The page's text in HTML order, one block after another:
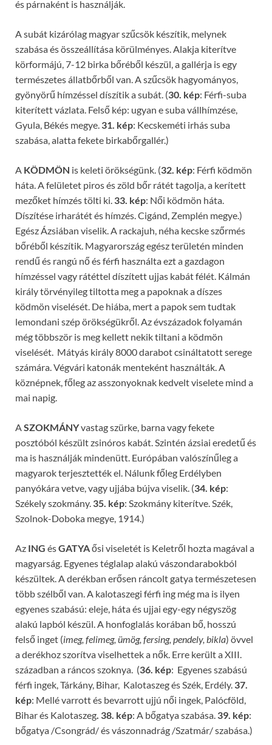
és párnaként is használják.
A subát kizárólag magyar szűcsök készítik, melynek
szabása és összeállítása körülményes. Alakja kiterítve
körformájú, 7-12 birka bőréből készül, a gallérja is egy
természetes állatbőrből van. A szűcsök hagyományos,
gyönyörű hímzéssel díszítik a subát. (30. kép: Férfi-suba
kiterített vázlata. Felső kép: ugyan e suba vállhímzése,
Gyula, Békés megye. 31. kép: Kecskeméti irhás suba
szabása, alatta fekete birkabőrgallér.)
A KÖDMÖN is keleti örökségünk. (32. kép: Férfi ködmön
háta. A felületet piros és zöld bőr rátét tagolja, a kerített
mezőket hímzés tölti ki. 33. kép: Női ködmön háta.
Díszítése irharátét és hímzés. Cigánd, Zemplén megye.)
Egész Ázsiában viselik. A rackajuh, néha kecske szőrmés
bőréből készítik. Magyarország egész területén minden
rendű és rangú nő és férfi használta ezt a gazdagon
hímzéssel vagy rátéttel díszített ujjas kabát félét. Kálmán
király törvényileg tiltotta meg a papoknak a díszes
ködmön viselését. De hiába, mert a papok sem tudtak
lemondani szép örökségükről. Az évszázadok folyamán
még többször is meg kellett nekik tiltani a ködmön
viselését. Mátyás király 8000 darabot csináltatott serege
számára. Végvári katonák menteként használták. A
köznépnek, főleg az asszonyoknak kedvelt viselete mind a
mai napig.
ASZOKMÁNYvastag szürke, barna vagy fekete
posztóból készült zsinóros kabát. Szintén ázsiai eredetű és
ma is használják mindenütt. Európában valószínűleg a
magyarok terjesztették el. Nálunk főleg Erdélyben
panyókára vetve, vagy ujjába bújva viselik. (34. kép:
Székely szokmány. 35. kép: Szokmány kiterítve. Szék,
Szolnok-Doboka megye, 1914.)
Az ING ésGATYAősi viseletét is Keletről hozta magával a
magyarság. Egyenes téglalap alakú vászondarabokból
készültek. A derékban erősen ráncolt gatya természetesen
több szélből van. A kalotaszegi férfi ing még ma is ilyen
egyenes szabású: eleje, háta és ujjai egy-egy négyszög
alakú lapból készül. A honfoglalás korában bő, hosszú
felső inget (imeg, felimeg, ümög, fersing, pendely, bikla) övvel
a derékhoz szorítva viselhettek a nők. Erre került a XIII.
században a ráncos szoknya. (36. kép: Egyenes szabású
férfi ingek, Tárkány, Bihar, Kalotaszeg és Szék, Erdély. 37.
kép: Mellé varrott és bevarrott ujjú női ingek, Palócföld,
Bihar és Kalotaszeg. 38. kép: A bőgatya szabása. 39. kép:
bőgatya /Csongrád/ és vászonnadrág /Szatmár/ szabása.)